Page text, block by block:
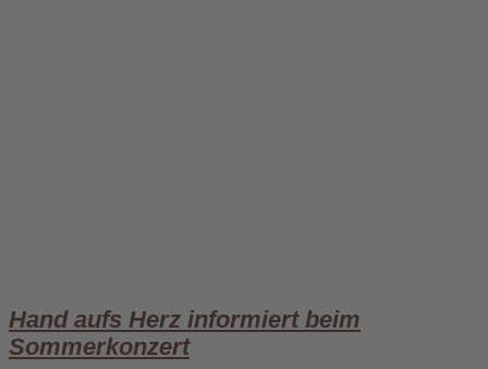
Hand aufs Herz informiert beim
Sommerkonzert